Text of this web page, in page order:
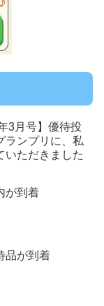
3月号】優待投
ランプリに、私
いただきました
が到着
品が到着